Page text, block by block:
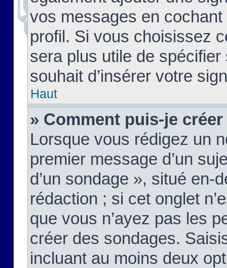
vos messages en
profil. Si vous choisissez
sera plus utile de
souhait d’insérer votre
Haut
» Comment puis-je
Lorsque vous rédigez un
premier message d’un
d’un sondage », situé en-
rédaction ; si cet onglet
que vous n’ayez pas les
créer des sondages.
incluant au moins deux